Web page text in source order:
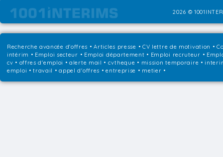
2026 ©
Recherche avancée d'offres •Articles presse • CV lettre de motivation •
intérim • Emploi secteur • Emploi département • Emploi recruteur •
cv • offres d'emploi • alerte mail • cvtheque • mission temporaire •
emploi • travail • appel d'offres • entreprise • metier •